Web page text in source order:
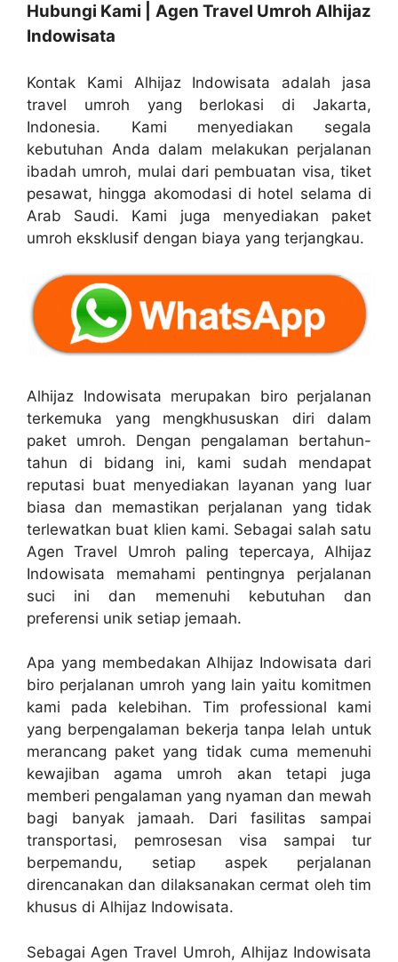
Hubungi Kami | Agen Travel Umroh Alhijaz
Indowisata
Kontak Kami Alhijaz Indowisata adalah jasa
travel umroh yang berlokasi di Jakarta,
Indonesia. Kami menyediakan segala
kebutuhan Anda dalam melakukan perjalanan
ibadah umroh, mulai dari pembuatan visa, tiket
pesawat, hingga akomodasi di hotel selama di
Arab Saudi. Kami juga menyediakan paket
umroh eksklusif dengan biaya yang terjangkau.
Alhijaz Indowisata merupakan biro perjalanan
terkemuka yang mengkhususkan diri dalam
paket umroh. Dengan pengalaman bertahun-
tahun di bidang ini, kami sudah mendapat
reputasi buat menyediakan layanan yang luar
biasa dan memastikan perjalanan yang tidak
terlewatkan buat klien kami. Sebagai salah satu
Agen Travel Umroh paling tepercaya, Alhijaz
Indowisata memahami pentingnya perjalanan
suci ini dan memenuhi kebutuhan dan
preferensi unik setiap jemaah.
Apa yang membedakan Alhijaz Indowisata dari
biro perjalanan umroh yang lain yaitu komitmen
kami pada kelebihan. Tim professional kami
yang berpengalaman bekerja tanpa lelah untuk
merancang paket yang tidak cuma memenuhi
kewajiban agama umroh akan tetapi juga
memberi pengalaman yang nyaman dan mewah
bagi banyak jamaah. Dari fasilitas sampai
transportasi, pemrosesan visa sampai tur
berpemandu, setiap aspek perjalanan
direncanakan dan dilaksanakan cermat oleh tim
khusus di Alhijaz Indowisata.
Sebagai Agen Travel Umroh, Alhijaz Indowisata